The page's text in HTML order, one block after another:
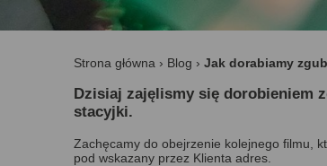
Strona główna › Blog › Jak dorabiamy
Dzisiaj zajęlismy się dorobieniem
stacyjki.
Zachęcamy do obejrzenie kolejnego filmu,
pod wskazany przez Klienta adres.